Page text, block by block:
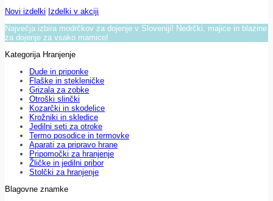
Novi izdelki Izdelki v akciji
Največja izbira modrčkov za dojenje v Sloveniji! Nedrčki, majice in blazine
za dojenje za vsako mamico!
Kategorija Hranjenje
Dude in priponke
Flaške in stekleničke
Grizala za zobke
Otroški slinčki
Kozarčki in skodelice
Krožniki in skledice
Jedilni seti za otroke
Termo posodice in termovke
Aparati za pripravo hrane
Pripomočki za hranjenje
Žličke in jedilni pribor
Stolčki za hranjenje
Blagovne znamke